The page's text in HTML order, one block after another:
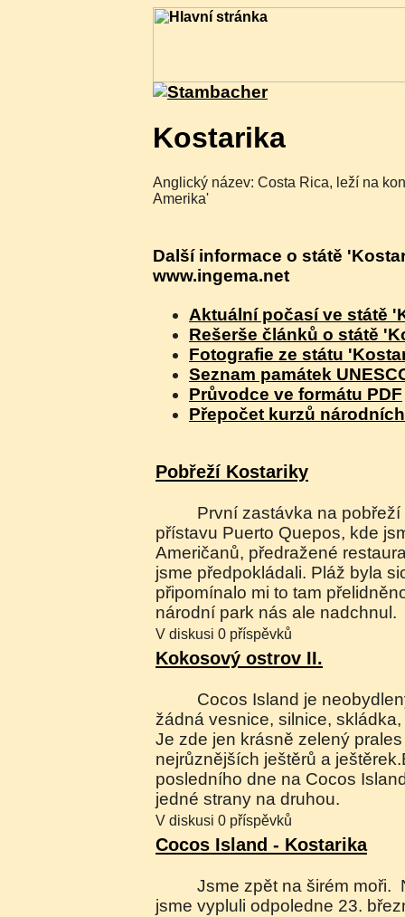
Kostarika
Anglický název: Costa Rica, leží na
Amerika'
Další informace o státě
www.ingema.net
Aktuální počasí ve státě
Rešerše článků o státě
Fotografie ze státu
Seznam památek
Průvodce ve formátu PDF
Přepočet kurzů
Pobřeží Kostariky
První zastávka na pobřeží Kostariky byla v
přístavu Puerto Quepos, kde
Američanů, předražené
jsme předpokládali. Pláž byla
připomínalo mi to tam
národní park nás ale nadchnul.
V diskusi 0 příspěvků
Kokosový ostrov II.
Cocos Island je neobydlený a na ostrově není
žádná vesnice, silnice,
Je zde jen krásně zelený
nejrůznějších ještěrů a
posledního dne na Cocos
jedné strany na druhou.
V diskusi 0 příspěvků
Cocos Island - Kostarika
Jsme zpět na širém moři. Na Kokosový ostrov
jsme vypluli odpoledne 23.